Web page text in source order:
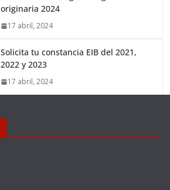
originaria 2024
17 abril, 2024
Solicita tu constancia EIB del 2021,
2022 y 2023
17 abril, 2024